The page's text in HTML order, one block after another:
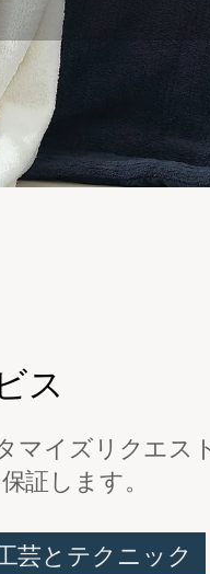
ス
マイズリクエス
証します。
芸とテクニック